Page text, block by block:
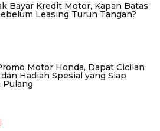
Bayar Kredit Motor, Kapan Batas
Leasing Turun Tangan?
Motor Honda, Dapat Cicilan
Hadiah Spesial yang Siap
Pulang